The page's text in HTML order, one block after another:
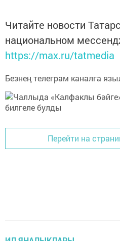
Читайте новости
национальном
https://max.ru/tatmedia
Безнең телеграм каналга
Перейти на